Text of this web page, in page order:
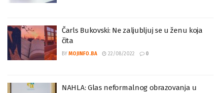
Čarls Bukovski: Ne zaljubljuj se u ženu koja
čita
BY MOJINFO.BA 22/08/2022 0
NAHLA: Glas neformalnog obrazovanja u